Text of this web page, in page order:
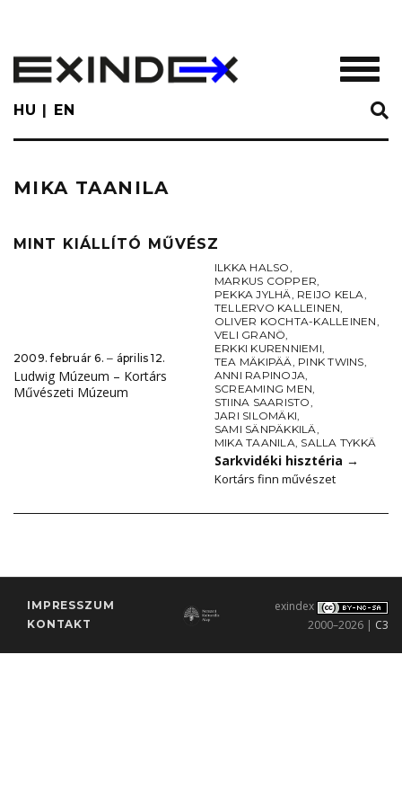
main
content
HU EN
MIKA TAANILA
MINT KIÁLLÍTÓ MŰVÉSZ
2009. február 6. ‒ április 12.
Ludwig Múzeum – Kortárs
Művészeti Múzeum
ILKKA HALSO,
MARKUS COPPER,
PEKKA JYLHÄ, REIJO KELA,
TELLERVO KALLEINEN,
OLIVER KOCHTA-KALLEINEN,
VELI GRANÖ,
ERKKI KURENNIEMI,
TEA MÄKIPÄÄ, PINK TWINS,
ANNI RAPINOJA,
SCREAMING MEN,
STIINA SAARISTO,
JARI SILOMÄKI,
SAMI SÄNPÄKKILÄ,
MIKA TAANILA, SALLA TYKKÄ
Sarkvidéki hisztéria →
Kortárs finn művészet
IMPRESSZUM
KONTAKT
exindex
2000–2026 | C3